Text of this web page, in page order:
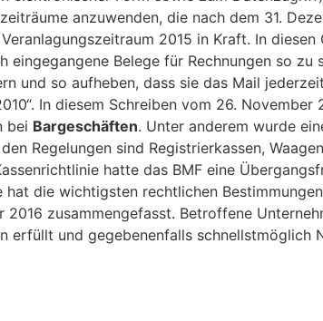
anzuwenden, die nach dem 31.
2015 in Kraft. In
Belege für Rechnungen so zu
und so aufheben, dass sie das Mail
In diesem Schreiben vom 26.
bei Bargeschäften. Unter anderem wurde
Regelungen sind Registrierkassen,
hatte das BMF eine
die wichtigsten rechtlichen
2016 zusammengefasst. Betroffene
und gegebenenfalls schnellstmöglich